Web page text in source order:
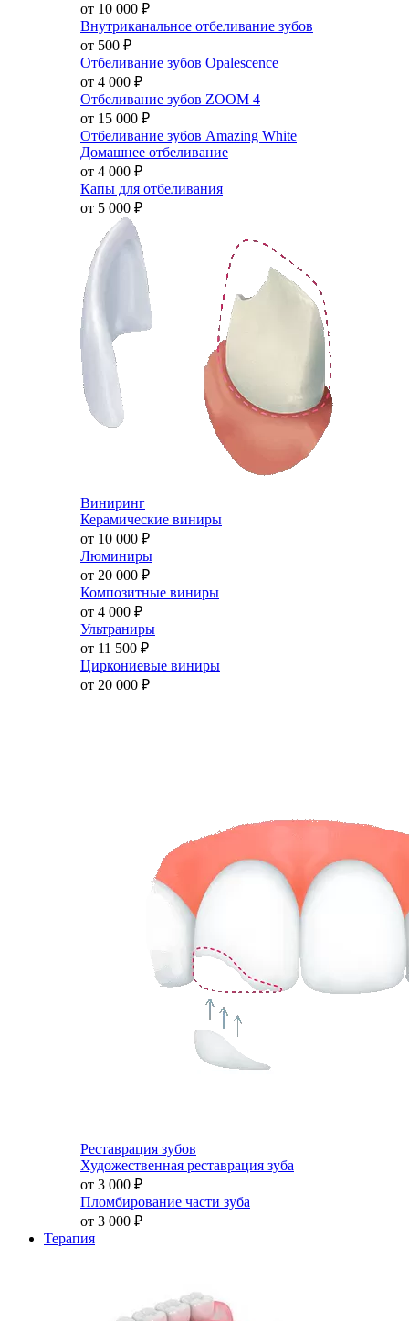
от 10 000 ₽
Внутриканальное отбеливание зубов
от 500 ₽
Отбеливание зубов Opalescence
от 4 000 ₽
Отбеливание зубов ZOOM 4
от 15 000 ₽
Отбеливание зубов Amazing White
Домашнее отбеливание
от 4 000 ₽
Капы для отбеливания
от 5 000 ₽
Виниринг
Керамические виниры
от 10 000 ₽
Люминиры
от 20 000 ₽
Композитные виниры
от 4 000 ₽
Ультраниры
от 11 500 ₽
Циркониевые виниры
от 20 000 ₽
Реставрация зубов
Художественная реставрация зуба
от 3 000 ₽
Пломбирование части зуба
от 3 000 ₽
Терапия